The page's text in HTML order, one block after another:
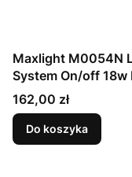
Maxlight M0054N
System On/off
Cena
162,00 zł
Do koszyka